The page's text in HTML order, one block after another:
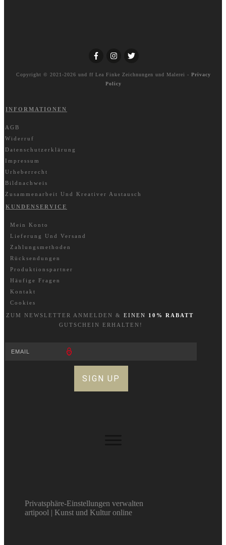
Copyright © 2021-2026 und ff Lea Finke Zeichnungen und Malerei - Privacy
Policy
INFORMATIONEN
AGB
Widerruf
Datenschutzerklärung
Impressum
Urheberrecht
Bildnachweis
Zusammenarbeit Und Kreativer Austausch
KUNDENSERVICE
Mein Konto
Lieferung Und Versand
Zahlungsmethoden
Rücksendungen
Produktionspartner
Häufige Fragen
Kontakt
Cookies
ZUM NEWSLETTER A NM ELDEN & EINEN
10% RABATT
GUTSCHEIN ERHALTEN!
SIGN UP
Privatsphäre-Einstellungen verwalten
artipool | Kunst und Kultur online